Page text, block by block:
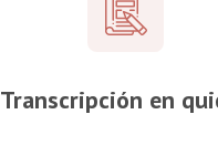
Transcripción en